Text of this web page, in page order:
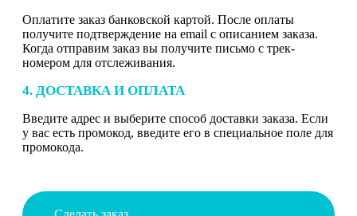
Оплатите заказ банковской картой. После оплаты
получите подтверждение на email с описанием заказа.
Когда отправим заказ вы получите письмо с трек-
номером для отслеживания.
4. ДОСТАВКА И ОПЛАТА
Введите адрес и выберите способ доставки заказа. Если
у вас есть промокод, введите его в специальное поле для
промокода.